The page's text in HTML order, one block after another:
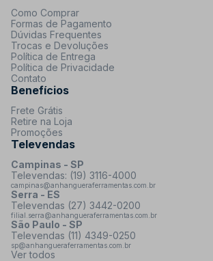
Como Comprar
Formas de Pagamento
Dúvidas Frequentes
Trocas e Devoluções
Política de Entrega
Política de Privacidade
Contato
Benefícios
Frete Grátis
Retire na Loja
Promoções
Televendas
Campinas - SP
Televendas: (19) 3116-4000
campinas@anhangueraferramentas.com.br
Serra - ES
Televendas (27) 3442-0200
filial.serra@anhangueraferramentas.com.br
São Paulo - SP
Televendas (11) 4349-0250
sp@anhangueraferramentas.com.br
Ver todos